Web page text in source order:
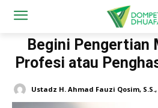
Zakat
Begini Pengertian
Profesi atau
Ustadz H. Ahmad Fauzi Qosim, S.S.,